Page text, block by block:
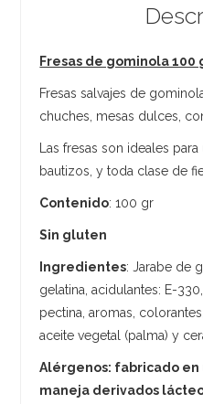
Fresas de gominola 100
Fresas salvajes de
chuches, mesas dulces,
Las fresas son ideales
bautizos, y toda clase de
Contenido: 100 gr
Sin gluten
Ingredientes: Jarabe de
gelatina, acidulantes: E-
pectina, aromas,
aceite vegetal (palma) y
Alérgenos: fabricado
maneja derivados